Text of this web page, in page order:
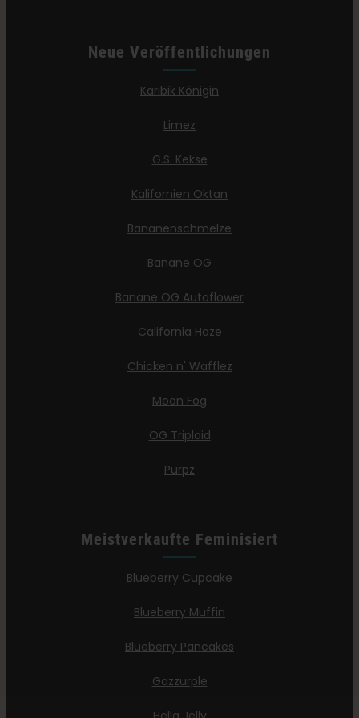
Neue Veröffentlichungen
Karibik Königin
Limez
G.S. Kekse
Kalifornien Oktan
Bananenschmelze
Banane OG
Banane OG Autoflower
California Haze
Chicken n' Wafflez
Moon Fog
OG Triploid
Purpz
Meistverkaufte Feminisiert
Blueberry Cupcake
Blueberry Muffin
Blueberry Pancakes
Gazzurple